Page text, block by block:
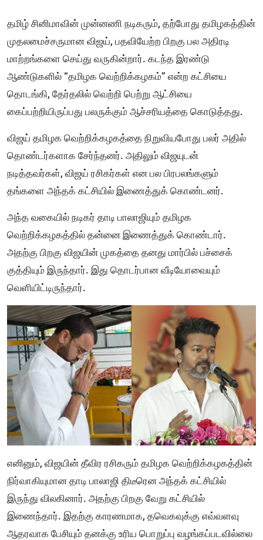
தமிழ் சினிமாவின் முன்னணி நடிகரும், தற்போது தமிழகத்தின்
முதலமைச்சருமான விஜய், பதவியேற்ற பிறகு பல அதிரடி
மாற்றங்களை செய்து வருகின்றார். கடந்த இரண்டு
ஆண்டுகளில் “தமிழக வெற்றிக்கழகம்” என்ற கட்சியை
தொடங்கி, தேர்தலில் வெற்றி பெற்று ஆட்சியை
கைப்பற்றியிருப்பது பலருக்கும் ஆச்சரியத்தை கொடுத்தது.
விஜய் தமிழக வெற்றிக்கழகத்தை நிறுவியபோது பலர் அதில்
தொண்டர்களாக சேர்ந்தனர். அதிலும் விஜயுடன்
நடித்தவர்கள், விஜய் ரசிகர்கள் என பல பிரபலங்களும்
தங்களை அந்தக் கட்சியில் இணைத்துக் கொண்டனர்.
அந்த வகையில் நடிகர் தாடி பாலாஜியும் தமிழக
வெற்றிக்கழகத்தில் தன்னை இணைத்துக் கொண்டார்.
அதற்கு பிறகு விஜயின் முகத்தை தனது மார்பில் பச்சைக்
குத்தியும் இருந்தார். இது தொடர்பான வீடியோவையும்
வெளியிட்டிருந்தார்.
எனினும், விஜயின் தீவிர ரசிகரும் தமிழக வெற்றிக்கழகத்தின்
நிர்வாகியுமான தாடி பாலாஜி திடீரென அந்தக் கட்சியில்
இருந்து விலகினார். அதற்கு பிறகு வேறு கட்சியில்
இணைந்தார். இதற்கு காரணமாக, தவெகவுக்கு எவ்வளவு
ஆதரவாக பேசியும் தனக்கு உரிய பொறுப்பு வழங்கப்படவில்லை